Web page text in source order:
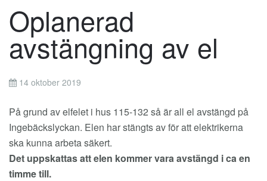
Oplanerad
avstängning av el
14 oktober 2019
På grund av elfelet i hus 115-132 så är all el avstängd på
Ingebäckslyckan. Elen har stängts av för att elektrikerna
ska kunna arbeta säkert.
Det uppskattas att elen kommer vara avstängd i ca en
timme till.